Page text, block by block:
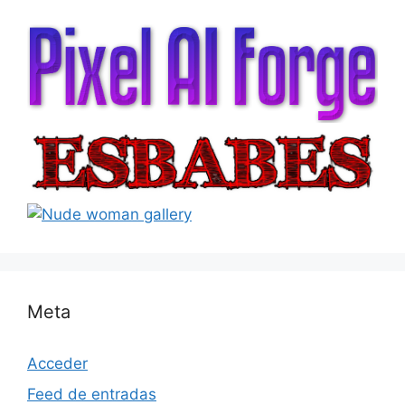
Meta
Acceder
Feed de entradas